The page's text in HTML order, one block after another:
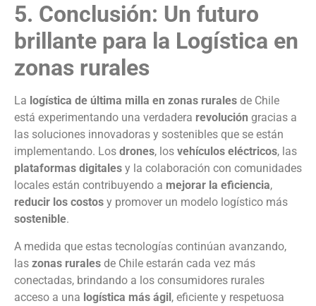
5. Conclusión: Un futuro
brillante para la Logística en
zonas rurales
La logística de última milla en zonas rurales de Chile
está experimentando una verdadera revolución gracias a
las soluciones innovadoras y sostenibles que se están
implementando. Los drones, los vehículos eléctricos, las
plataformas digitales y la colaboración con comunidades
locales están contribuyendo a mejorar la eficiencia,
reducir los costos y promover un modelo logístico más
sostenible.
A medida que estas tecnologías continúan avanzando,
las zonas rurales de Chile estarán cada vez más
conectadas, brindando a los consumidores rurales
acceso a una logística más ágil, eficiente y respetuosa